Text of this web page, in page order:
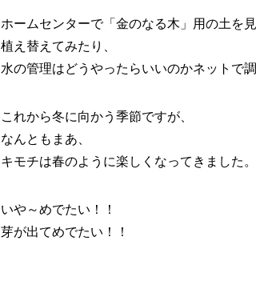
ホームセンターで「金のなる木」用の土を
植え替えてみたり、
水の管理はどうやったらいいのかネットで調
これから冬に向かう季節ですが、
なんともまあ、
キモチは春のように楽しくなってきました。
いや～めでたい！！
芽が出てめでたい！！